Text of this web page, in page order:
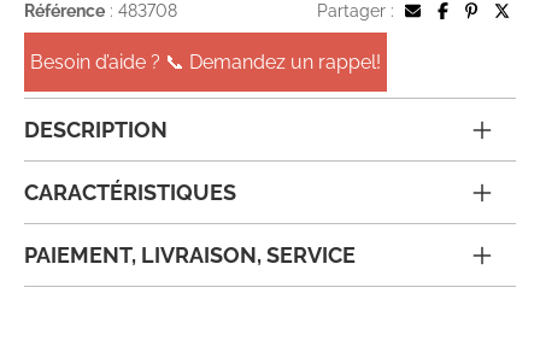
Référence : 483708 Partager :
Besoin d’aide ? 📞 Demandez un rappel!
DESCRIPTION
CARACTÉRISTIQUES
PAIEMENT, LIVRAISON, SERVICE